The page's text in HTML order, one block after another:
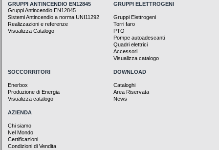
GRUPPI ANTINCENDIO EN12845
Gruppi Antincendio EN12845
Sistemi Antincendio a norma UNI11292
Realizzazioni e referenze
Visualizza Catalogo
GRUPPI ELETTROGENI
Gruppi Elettrogeni
Torri faro
PTO
Pompe autoadescanti
Quadri elettrici
Accessori
Visualizza catalogo
SOCCORRITORI
Enerbox
Produzione di Energia
Visualizza catalogo
DOWNLOAD
Cataloghi
Area Riservata
News
AZIENDA
Chi siamo
Nel Mondo
Certificazioni
Condizioni di Vendita